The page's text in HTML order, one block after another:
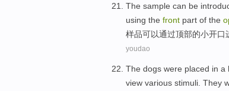
The sample can be
using the front part of the
样品可以通过顶部的小开口
youdao
The dogs were placed in a
view various stimuli . They